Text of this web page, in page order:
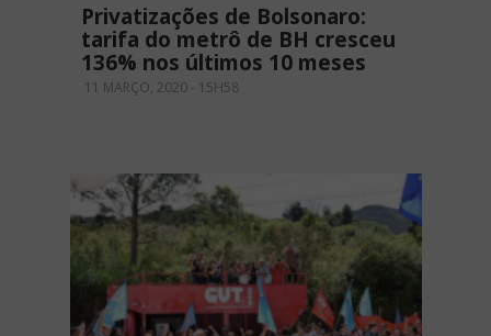
Privatizações de Bolsonaro:
tarifa do metrô de BH cresceu
136% nos últimos 10 meses
11 MARÇO, 2020 - 15H58